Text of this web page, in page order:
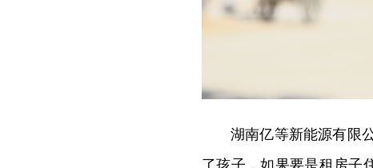
湖南亿等新能源有限